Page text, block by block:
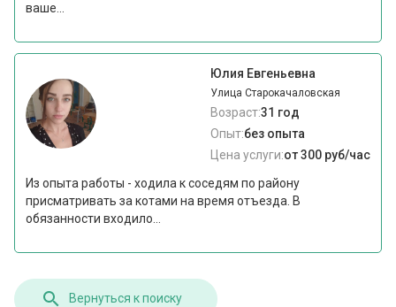
ваше...
Юлия Евгеньевна
Улица Старокачаловская
Возраст:31 год
Опыт:без опыта
Цена услуги:от 300 руб/час
Из опыта работы - ходила к соседям по району
присматривать за котами на время отъезда. В
обязанности входило...
Вернуться к поиску